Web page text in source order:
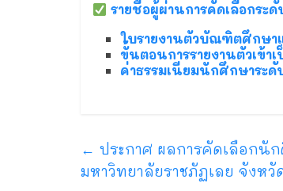
รายชื่อผู้ผ่านการคัดเลือกระ
ใบรายงานตัวบัณฑิตศึกษา
ขั้นตอนการรายงานตัวเข้
ค่าธรรมเนียมนักศึกษาระ
← ประกาศ ผลการคัดเลือกนั
มหาวิทยาลัยราชภัฏเลย จังหวั